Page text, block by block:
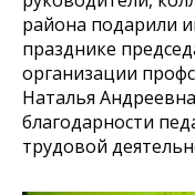
района подарили
празднике
организации
Наталья
благодарности
трудовой